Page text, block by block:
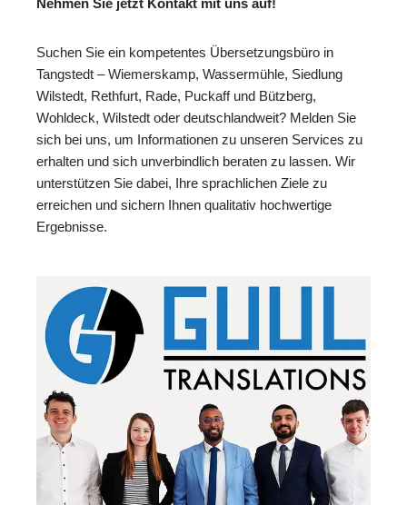
Nehmen Sie jetzt Kontakt mit uns auf!
Suchen Sie ein kompetentes Übersetzungsbüro in
Tangstedt – Wiemerskamp, Wassermühle, Siedlung
Wilstedt, Rethfurt, Rade, Puckaff und Bützberg,
Wohldeck, Wilstedt oder deutschlandweit? Melden Sie
sich bei uns, um Informationen zu unseren Services zu
erhalten und sich unverbindlich beraten zu lassen. Wir
unterstützen Sie dabei, Ihre sprachlichen Ziele zu
erreichen und sichern Ihnen qualitativ hochwertige
Ergebnisse.